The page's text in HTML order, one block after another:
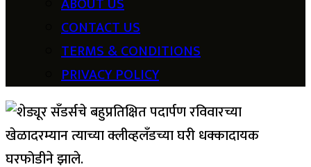
CONTACT US
TERMS & CONDITIONS
PRIVACY POLICY